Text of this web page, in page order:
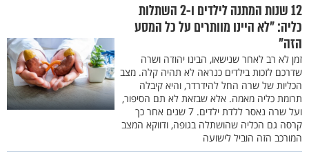
12 שנות המתנה לילדים ו-2 השתלות
כליה: "לא היינו מוותרים על כל המסע
הזה"
זמן לא רב לאחר שנישאו, הבינו יהודה ושרה
שדרכם לזכות בילדים כנראה לא תהיה קלה. מצב
הכליות של שרה החל להידרדר, והיא קיבלה
תרומת כליה מאמה. אלא שבזאת לא תם הסיפור,
ועל שרה נאסר ללדת ילדים. 7 שנים אחר כך
קרסה גם הכליה שהושתלה בגופה, ודווקא המצב
המורכב הזה הוביל לישועה